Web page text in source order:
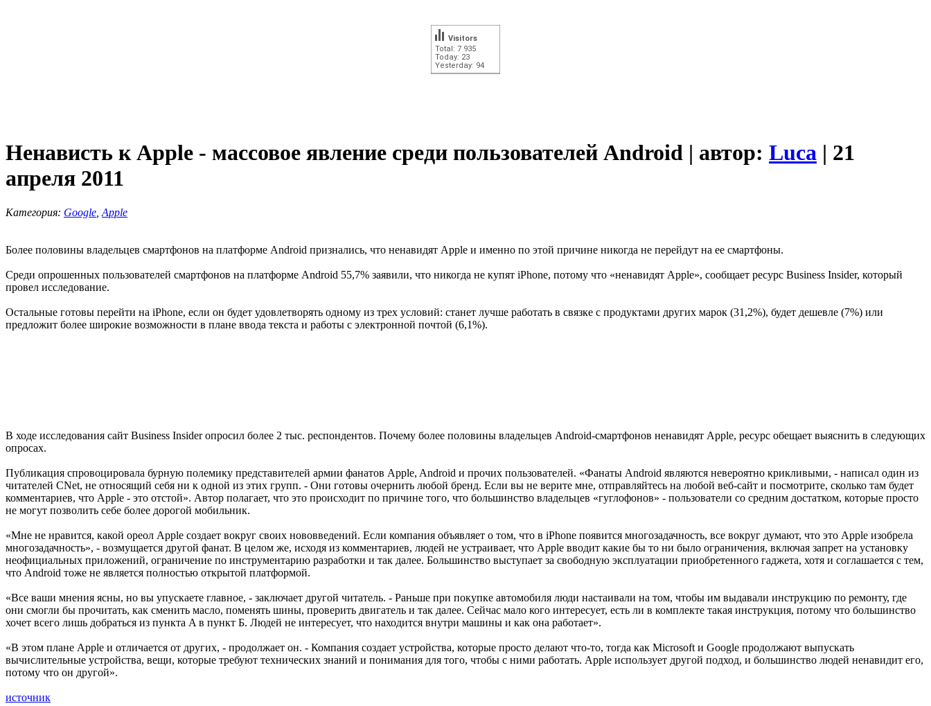
Total: 7 935
Today: 23
Yesterday: 94
Visitors
Ненависть к Apple - массовое явление среди пользователей Android | автор: Luca | 21
апреля 2011
Категория: Google Apple
Более половины владельцев смартфонов на платформе Android признались, что ненавидят Apple и именно по этой причине никогда не перейдут на ее смартфоны.
Среди опрошенных пользователей смартфонов на платформе Android 55,7% заявили, что никогда не купят iPhone, потому что «ненавидят Apple», сообщает ресурс Business Insider, который
провел исследование.
Остальные готовы перейти на iPhone, если он будет удовлетворять одному из трех условий: станет лучше работать в связке с продуктами других марок (31,2%), будет дешевле (7%) или
предложит более широкие возможности в плане ввода текста и работы с электронной почтой (6,1%).
В ходе исследования сайт Business Insider опросил более 2 тыс. респондентов. Почему более половины владельцев Android-смартфонов ненавидят Apple, ресурс обещает выяснить в следующих
опросах.
Публикация спровоцировала бурную полемику представителей армии фанатов Apple, Android и прочих пользователей. «Фанаты Android являются невероятно крикливыми, - написал один из
читателей CNet, не относящий себя ни к одной из этих групп. - Они готовы очернить любой бренд. Если вы не верите мне, отправляйтесь на любой веб-сайт и посмотрите, сколько там будет
комментариев, что Apple - это отстой». Автор полагает, что это происходит по причине того, что большинство владельцев «гуглофонов» - пользователи со средним достатком, которые просто
не могут позволить себе более дорогой мобильник.
«Мне не нравится, какой ореол Apple создает вокруг своих нововведений. Если компания объявляет о том, что в iPhone появится многозадачность, все вокруг думают, что это Apple изобрела
многозадачность», - возмущается другой фанат. В целом же, исходя из комментариев, людей не устраивает, что Apple вводит какие бы то ни было ограничения, включая запрет на установку
неофициальных приложений, ограничение по инструментарию разработки и так далее. Большинство выступает за свободную эксплуатации приобретенного гаджета, хотя и соглашается с тем,
что Android тоже не является полностью открытой платформой.
«Все ваши мнения ясны, но вы упускаете главное, - заключает другой читатель. - Раньше при покупке автомобиля люди настаивали на том, чтобы им выдавали инструкцию по ремонту, где
они смогли бы прочитать, как сменить масло, поменять шины, проверить двигатель и так далее. Сейчас мало кого интересует, есть ли в комплекте такая инструкция, потому что большинство
хочет всего лишь добраться из пункта A в пункт Б. Людей не интересует, что находится внутри машины и как она работает».
«В этом плане Apple и отличается от других, - продолжает он. - Компания создает устройства, которые просто делают что-то, тогда как Microsoft и Google продолжают выпускать
вычислительные устройства, вещи, которые требуют технических знаний и понимания для того, чтобы с ними работать. Apple использует другой подход, и большинство людей ненавидит его,
потому что он другой».
источник